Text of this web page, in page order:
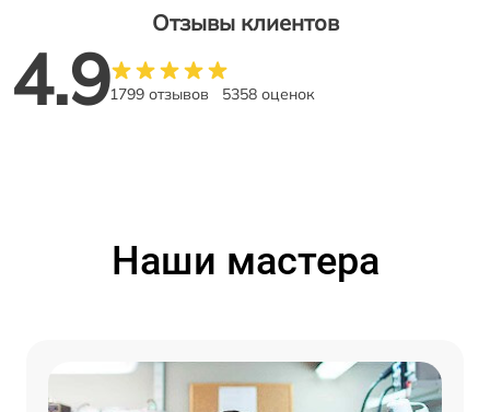
Отзывы клиентов
4.91799 отзывов 5358 оценок
Наши мастера